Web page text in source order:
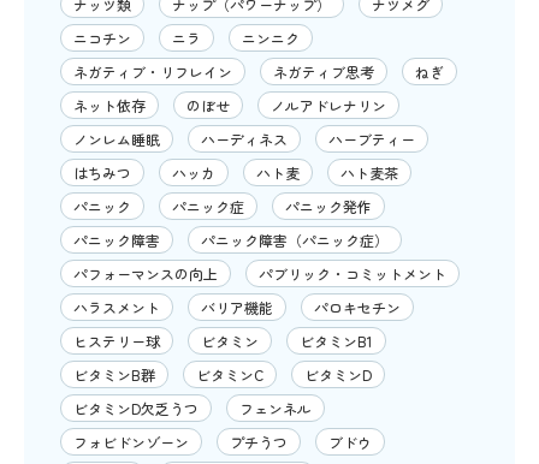
ナッツ類 ナップ（パワーナップ）
ナツメグ
ニコチン
ニラ
ニンニク
ネガティブ・リフレイン
ネガティブ思考
ねぎ
ネット依存
のぼせ
ノルアドレナリン
ノンレム睡眠
ハーディネス
ハーブティー
はちみつ
ハッカ ハト麦
ハト麦茶
パニック
パニック症
パニック発作
パニック障害
パニック障害（パニック症）
パフォーマンスの向上
パブリック・コミットメント
ハラスメント
バリア機能
パロキセチン
ヒステリー球
ビタミン
ビタミンB1
ビタミンB群
ビタミンC
ビタミンD
ビタミンD欠乏うつ
フェンネル
フォビドンゾーン
プチうつ
ブドウ